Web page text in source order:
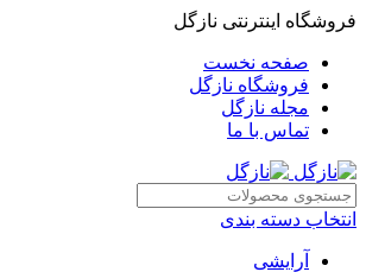
فروشگاه اینترنتی نازگل
صفحه نخست
فروشگاه نازگل
مجله نازگل
تماس با ما
انتخاب دسته بندی
آرایشی